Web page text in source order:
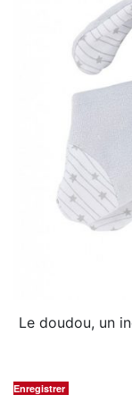
Le doudou, un
Enregistrer